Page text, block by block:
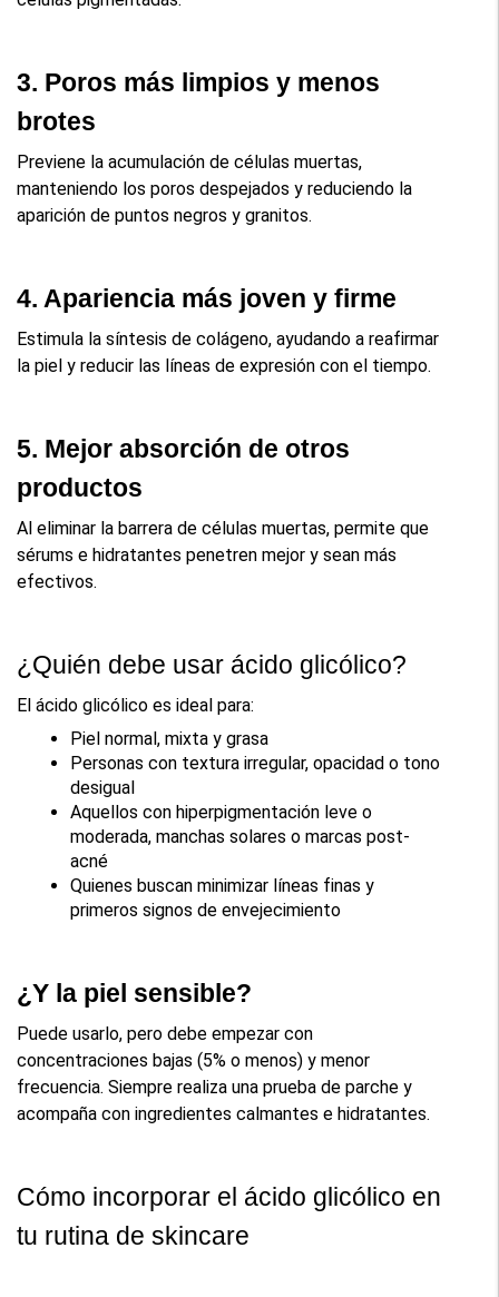
3. Poros más limpios y menos
brotes
Previene la acumulación de células muertas,
manteniendo los poros despejados y reduciendo la
aparición de puntos negros y granitos.
4. Apariencia más joven y firme
Estimula la síntesis de colágeno, ayudando a reafirmar
la piel y reducir las líneas de expresión con el tiempo.
5. Mejor absorción de otros
productos
Al eliminar la barrera de células muertas, permite que
sérums e hidratantes penetren mejor y sean más
efectivos.
¿Quién debe usar ácido glicólico?
El ácido glicólico es ideal para:
Piel normal, mixta y grasa
Personas con textura irregular, opacidad o tono
desigual
Aquellos con hiperpigmentación leve o
moderada, manchas solares o marcas post-
acné
Quienes buscan minimizar líneas finas y
primeros signos de envejecimiento
¿Y la piel sensible?
Puede usarlo, pero debe empezar con
concentraciones bajas (5% o menos) y menor
frecuencia. Siempre realiza una prueba de parche y
acompaña con ingredientes calmantes e hidratantes.
Cómo incorporar el ácido glicólico en
tu rutina de skincare